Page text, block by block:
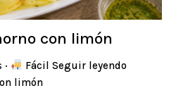
con limón
Fácil Seguir leyendo
limón